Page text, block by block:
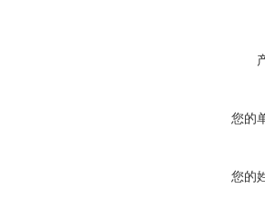
您的
您的